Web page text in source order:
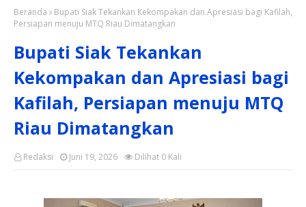
Mahato, Sita Barang Bukti 22 Paket Sabu
Beranda
Bupati Siak Tekankan Kekompakan dan Apresiasi bagi Kafilah,
Persiapan menuju MTQ Riau Dimatangkan
Bupati Siak Tekankan
Kekompakan dan Apresiasi bagi
Kafilah, Persiapan menuju MTQ
Riau Dimatangkan
Redaksi Dilihat 0 Kali
Juni 19, 2026